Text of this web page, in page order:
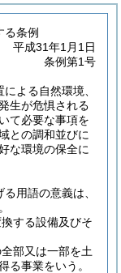
る条例
平成31年1月1日
条例第1号
よる自然環境、
生が危惧される
て必要な事項を
との調和並びに
な環境の保全に
る用語の意義は、
する設備及びそ
部又は一部を土
る事業をいう。